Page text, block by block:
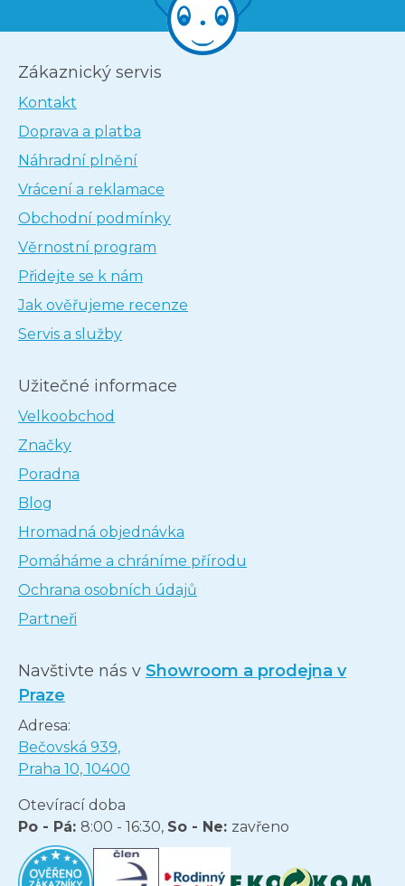
Zákaznický servis
Kontakt
Doprava a platba
Náhradní plnění
Vrácení a reklamace
Obchodní podmínky
Věrnostní program
Přidejte se k nám
Jak ověřujeme recenze
Servis a služby
Užitečné informace
Velkoobchod
Značky
Poradna
Blog
Hromadná objednávka
Pomáháme a chráníme přírodu
Ochrana osobních údajů
Partneři
Navštivte nás v Showroom a prodejna v
Praze
Adresa:
Bečovská 939,
Praha 10, 10400
Otevírací doba
Po - Pá: 8:00 - 16:30, So - Ne: zavřeno